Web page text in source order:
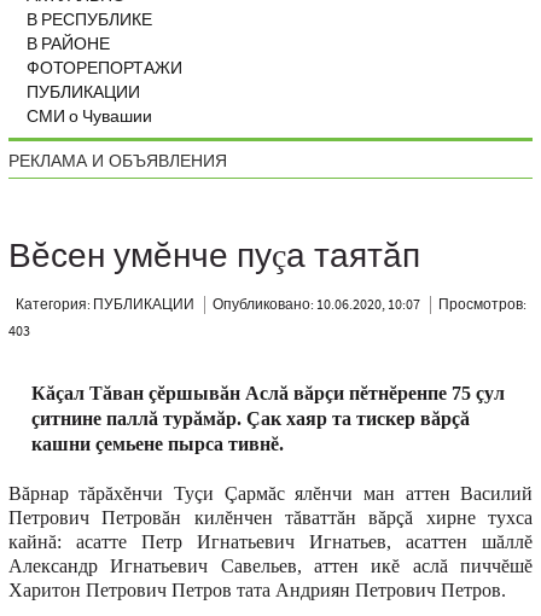
В РЕСПУБЛИКЕ
В РАЙОНЕ
ФОТОРЕПОРТАЖИ
ПУБЛИКАЦИИ
СМИ о Чувашии
РЕКЛАМА И ОБЪЯВЛЕНИЯ
Вĕсен умĕнче пуçа таятăп
Категория: ПУБЛИКАЦИИ Опубликовано: 10.06.2020, 10:07
Просмотров:
403
Кăçал Тăван çĕршывăн Аслă вăрçи пĕтнĕренпе 75 çул
çитнине паллă турăмăр. Çак хаяр та тискер вăрçă
кашни çемьене пырса тивнĕ.
Вăрнар тăрăхĕнчи Туçи Çармăс ялĕнчи ман аттен Василий
Петрович Петровăн килĕнчен тăваттăн вăрçă хирне тухса
кайнă: асатте Петр Игнатьевич Игнатьев, асаттен шăллĕ
Александр Игнатьевич Савельев, аттен икĕ аслă пиччĕшĕ
Харитон Петрович Петров тата Андриян Петрович Петров.